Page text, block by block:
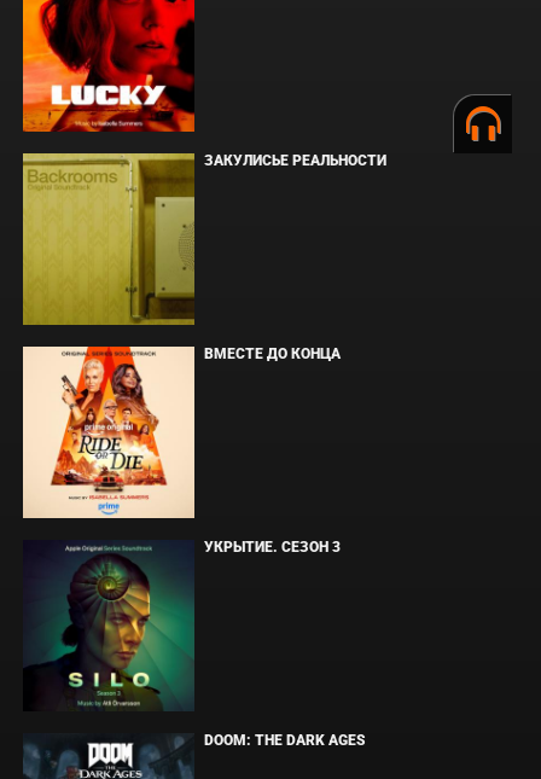
ЗАКУЛИСЬЕ РЕАЛЬНОСТИ
ВМЕСТЕ ДО КОНЦА
УКРЫТИЕ. СЕЗОН 3
DOOM: THE DARK AGES